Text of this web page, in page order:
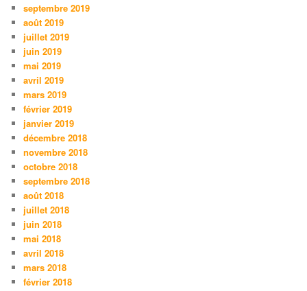
septembre 2019
août 2019
juillet 2019
juin 2019
mai 2019
avril 2019
mars 2019
février 2019
janvier 2019
décembre 2018
novembre 2018
octobre 2018
septembre 2018
août 2018
juillet 2018
juin 2018
mai 2018
avril 2018
mars 2018
février 2018